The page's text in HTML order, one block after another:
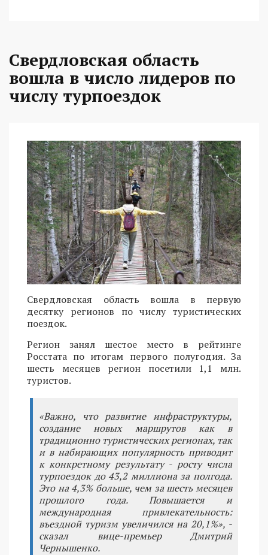
Свердловская область
вошла в число лидеров по
числу турпоездок
Свердловская область вошла в первую
десятку регионов по числу туристических
поездок.
Регион занял шестое место в рейтинге
Росстата по итогам первого полугодия. За
шесть месяцев регион посетили 1,1 млн.
туристов.
«Важно, что развитие инфраструктуры,
создание новых маршрутов как в
традиционно туристических регионах, так
и в набирающих популярность приводит
к конкретному результату - росту числа
турпоездок до 43,2 миллиона за полгода.
Это на 4,3% больше, чем за шесть месяцев
прошлого года. Повышается и
международная привлекательность:
въездной туризм увеличился на 20,1%», -
сказал вице-премьер Дмитрий
Чернышенко.